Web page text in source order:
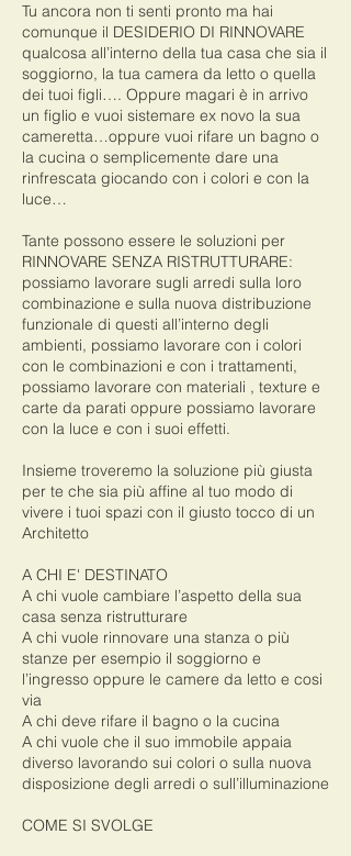
Tu ancora non ti senti pronto ma hai
comunque il DESIDERIO DI RINNOVARE
qualcosa all’interno della tua casa che sia il
soggiorno, la tua camera da letto o quella
dei tuoi figli…. Oppure magari è in arrivo
un figlio e vuoi sistemare ex novo la sua
cameretta…oppure vuoi rifare un bagno o
la cucina o semplicemente dare una
rinfrescata giocando con i colori e con la
luce…
Tante possono essere le soluzioni per
RINNOVARE SENZA RISTRUTTURARE:
possiamo lavorare sugli arredi sulla loro
combinazione e sulla nuova distribuzione
funzionale di questi all’interno degli
ambienti, possiamo lavorare con i colori
con le combinazioni e con i trattamenti,
possiamo lavorare con materiali , texture e
carte da parati oppure possiamo lavorare
con la luce e con i suoi effetti.
Insieme troveremo la soluzione più giusta
per te che sia più affine al tuo modo di
vivere i tuoi spazi con il giusto tocco di un
Architetto
A CHI E' DESTINATO
A chi vuole cambiare l’aspetto della sua
casa senza ristrutturare
A chi vuole rinnovare una stanza o più
stanze per esempio il soggiorno e
l’ingresso oppure le camere da letto e cosi
via
A chi deve rifare il bagno o la cucina
A chi vuole che il suo immobile appaia
diverso lavorando sui colori o sulla nuova
disposizione degli arredi o sull’illuminazione
COME SI SVOLGE